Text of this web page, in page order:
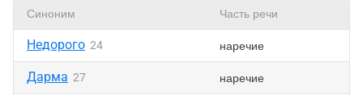
Синоним Часть речи
Недорого 24 наречие
Дарма 27 наречие